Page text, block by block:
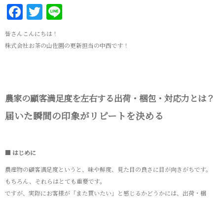
Facebook
Twitter
皆さんこんにちは！
株式会社お茶の山佐園の更新担当の中西です！
農家の顧客満足度を左右する出荷・梱包・対応力とは？
届いた瞬間の印象がリピートを決める
■ はじめに
農産物の顧客満足度というと、味や鮮度、見た目の良さに目が向きがちです。
もちろん、それらはとても重要です。
ですが、実際にお客様が「また買いたい」と感じるかどうかには、出荷・梱